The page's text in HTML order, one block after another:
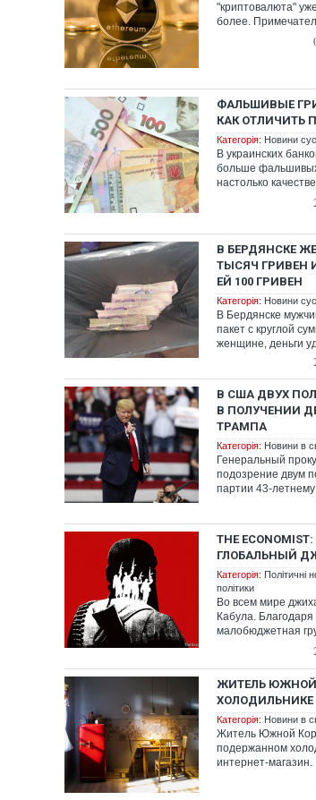
"криптовалюта"
более.
ФАЛЬШИВЫЕ
КАК ОТЛИЧИТЬ
Категорія: Новини
В украинских
больше
настолько
В БЕРДЯНСКЕ
ТЫСЯЧ ГРИВЕН
ЕЙ 100 ГРИВЕН
Категорія: Новини
В Бердянске
пакет с круглой
женщине, деньги
В США ДВУХ
В ПОЛУЧЕНИИ
ТРАМПА
Категорія: Новини в
Генеральный
подозрение двум
партии 43-
THE
ГЛОБАЛЬНЫЙ
Категорія: Політичні
політики
Во всем мире
Кабула.
малобюджетная
ЖИТЕЛЬ ЮЖНОЙ
ХОЛОДИЛЬНИКЕ
Категорія: Новини в
Житель Южной
подержанном
интернет-магазин.